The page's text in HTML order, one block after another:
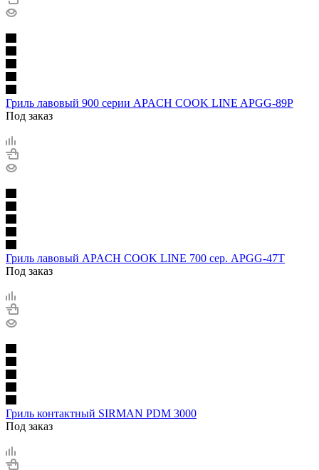
Гриль лавовый 900 серии APACH COOK LINE APGG-89P
Под заказ
Гриль лавовый APACH COOK LINE 700 сер. APGG-47T
Под заказ
Гриль контактный SIRMAN PDM 3000
Под заказ